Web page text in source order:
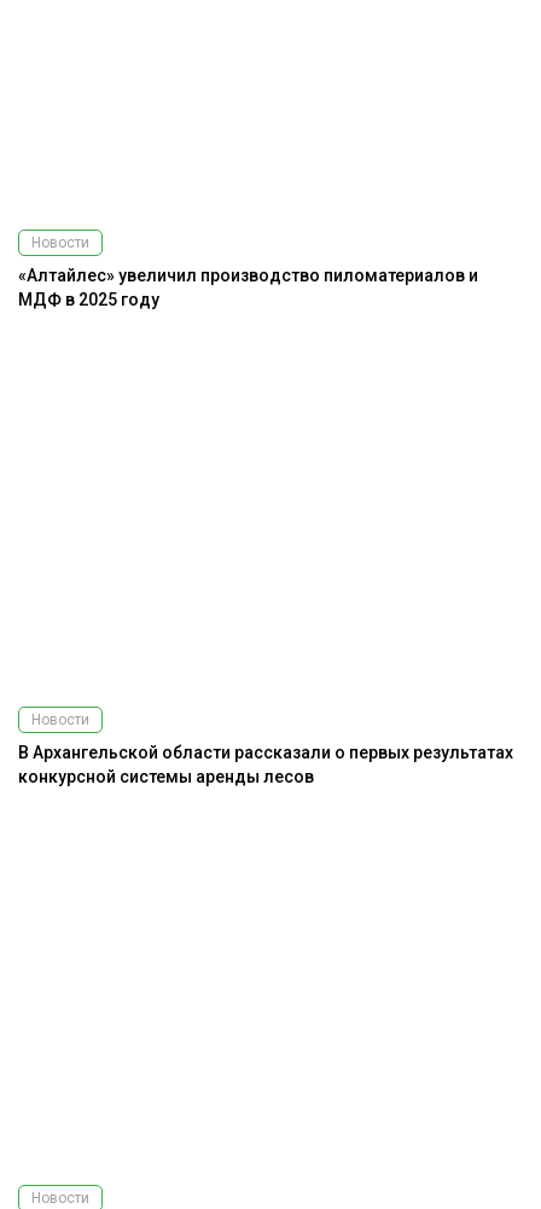
Новости
«Алтайлес» увеличил производство пиломатериалов и
МДФ в 2025 году
Новости
В Архангельской области рассказали о первых результатах
конкурсной системы аренды лесов
Новости